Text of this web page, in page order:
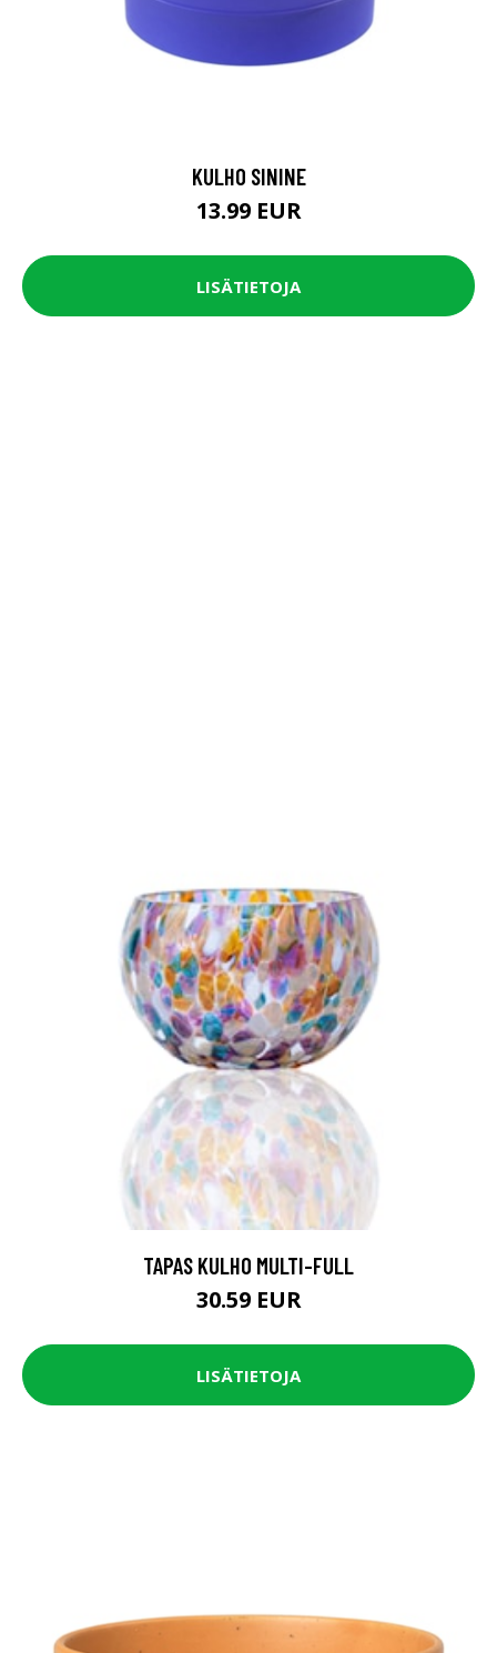
KULHO SININE
13.99 EUR
LISÄTIETOJA
TAPAS KULHO MULTI-FULL
30.59 EUR
LISÄTIETOJA